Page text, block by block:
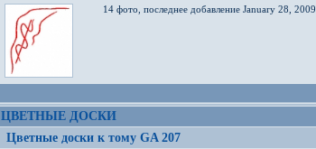
14 фото, последнее добавление January 28, 2009
ЦВЕТНЫЕ ДОСКИ
Цветные доски к тому GA 207